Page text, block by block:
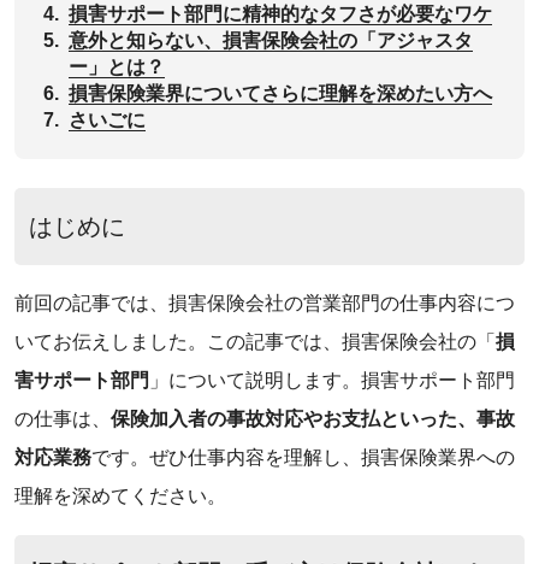
4. ‌損害サポート部門に精神的なタフさが必要なワケ
5. ‌意外と知らない、損害保険会社の「アジャスタ
ー」とは？
6. 損害保険業界についてさらに理解を深めたい方へ
7. さいごに
‌‌はじめに
‌前回の記事では、損害保険会社の営業部門の仕事内容につ
いてお伝えしました。この記事では、損害保険会社の「 損
害サポート部門 」について説明します。損害サポート部門
の仕事は、 保険加入者の事故対応やお支払といった、事故
対応業務です。ぜひ仕事内容を理解し、損害保険業界への
理解を深めてください。